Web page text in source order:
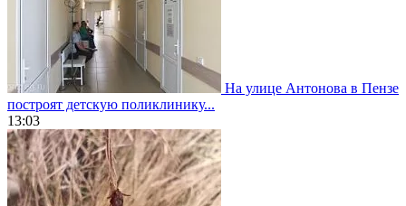
На улице Антонова в Пензе
построят детскую поликлинику...
13:03